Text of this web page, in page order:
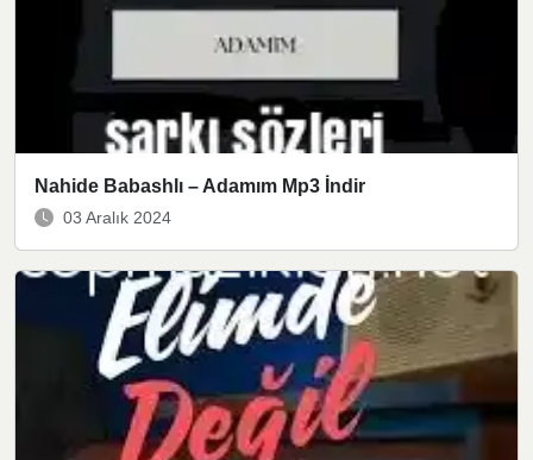
Nahide Babashlı – Adamım Mp3 İndir
03 Aralık 2024